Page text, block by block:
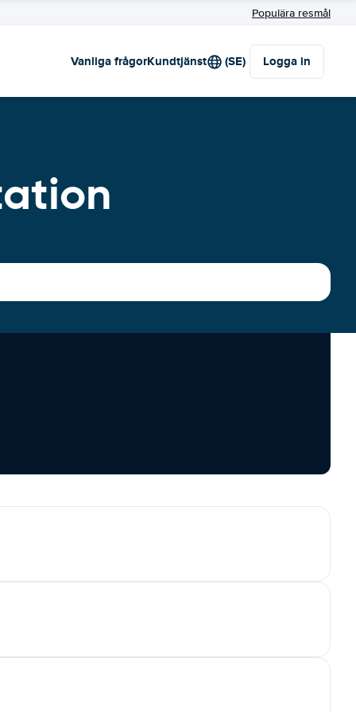
Populära resmål
Vanliga frågorKundtjänst (SE) Logga in